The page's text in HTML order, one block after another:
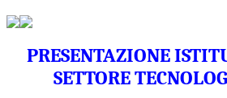
PRESENTAZIONE
SETTORE